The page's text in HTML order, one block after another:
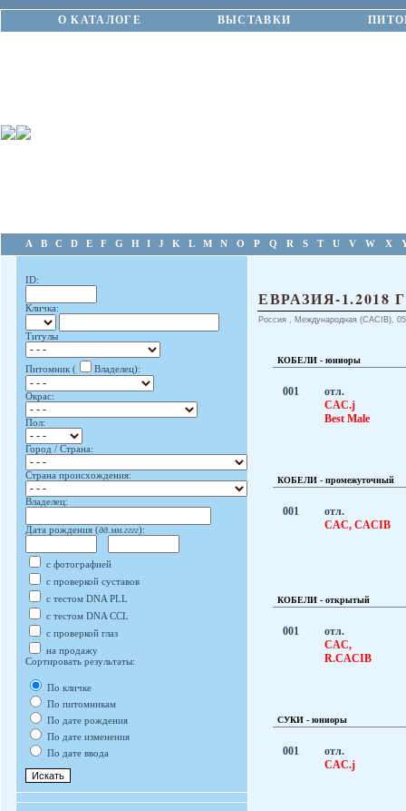
О КАТАЛОГЕ ВЫСТАВКИ
A B C D E F G H I J K L M N O P Q R S T U V W X
ID:
Кличка:
Титулы
Питомник ( Владелец):
Окрас:
Пол:
Город / Страна:
Страна происхождения:
Владелец:
Дата рождения (дд.мм.гггг):
с фотографией
с проверкой суставов
с тестом DNA PLL
с тестом DNA CCL
с проверкой глаз
на продажу
Сортировать результаты:
По кличке
По питомникам
По дате рождения
По дате изменения
По дате ввода
ЕВРАЗИЯ-1.2018
Россия , Международная (CACIB),
КОБЕЛИ - юниоры
001
отл.
CAC.j
Best Male
КОБЕЛИ - промежуточный
001
отл.
CAC, CACIB
КОБЕЛИ - открытый
001
отл.
CAC,
R.CACIB
СУКИ - юниоры
001
отл.
CAC.j